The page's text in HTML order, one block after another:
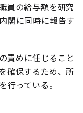
員の給与額を研究
閣に同時に報告す
責めに任じること
確保するため、所
行っている。